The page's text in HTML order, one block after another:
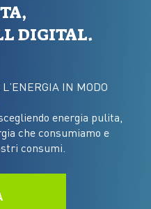
DIGITAL.
IN MODO
energia pulita,
che consumiamo e
consumi.